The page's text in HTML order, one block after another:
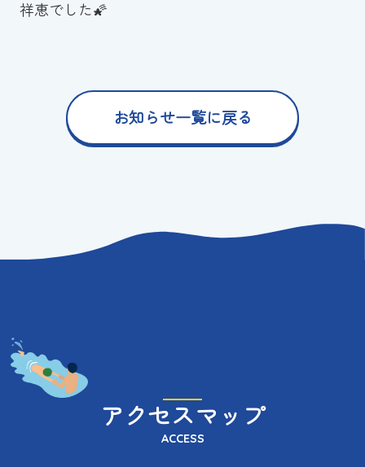
祥恵でした🌠
お知らせ一覧に戻る
アクセスマップ
ACCESS